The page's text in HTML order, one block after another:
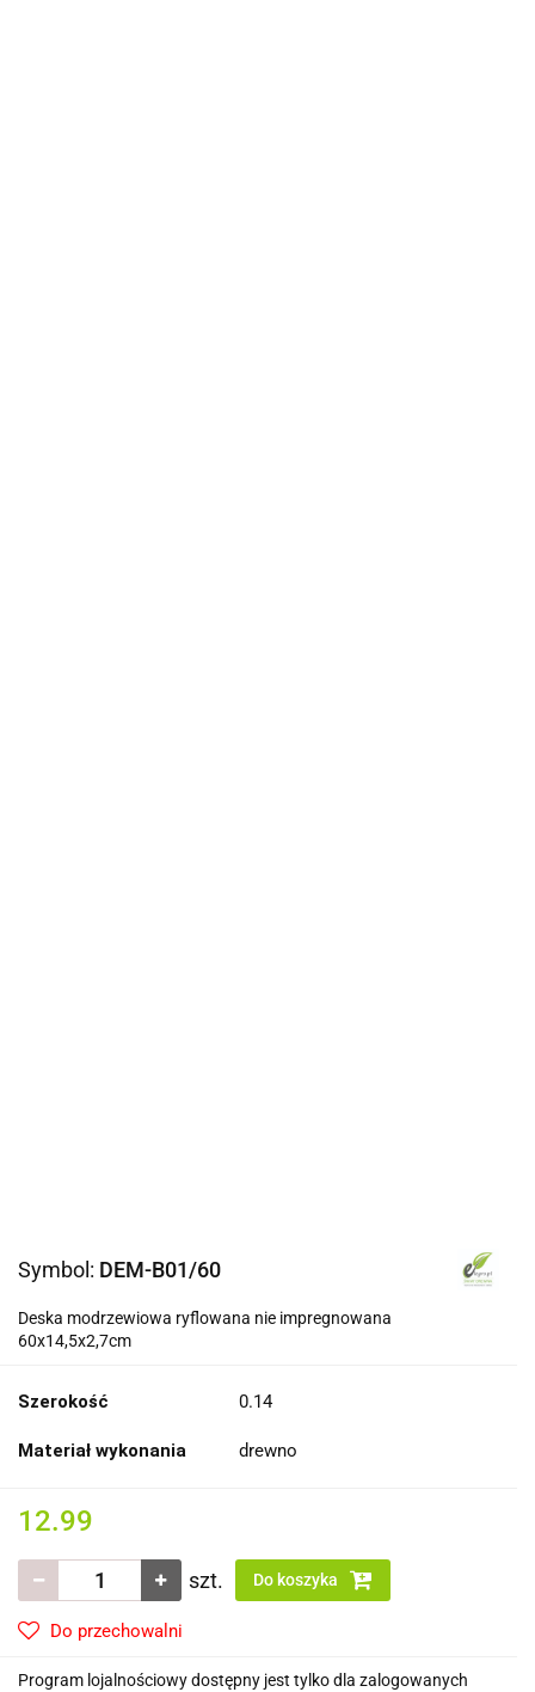
Symbol: DEM-B01/60
Deska modrzewiowa ryflowana nie impregnowana
60x14,5x2,7cm
Szerokość 0.14
Materiał wykonania drewno
12.99
szt. Do koszyka
Do przechowalni
Program lojalnościowy dostępny jest tylko dla zalogowanych